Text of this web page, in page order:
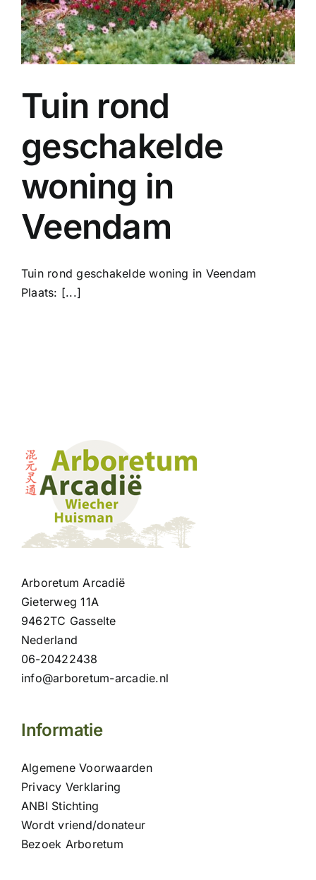
Tuin rond
geschakelde
woning in
Veendam
Tuin rond geschakelde woning in Veendam
Plaats: [...]
Arboretum Arcadië
Gieterweg 11A
9462TC Gasselte
Nederland
06-20422438
info@arboretum-arcadie.nl
Informatie
Algemene Voorwaarden
Privacy Verklaring
ANBI Stichting
Wordt vriend/donateur
Bezoek Arboretum